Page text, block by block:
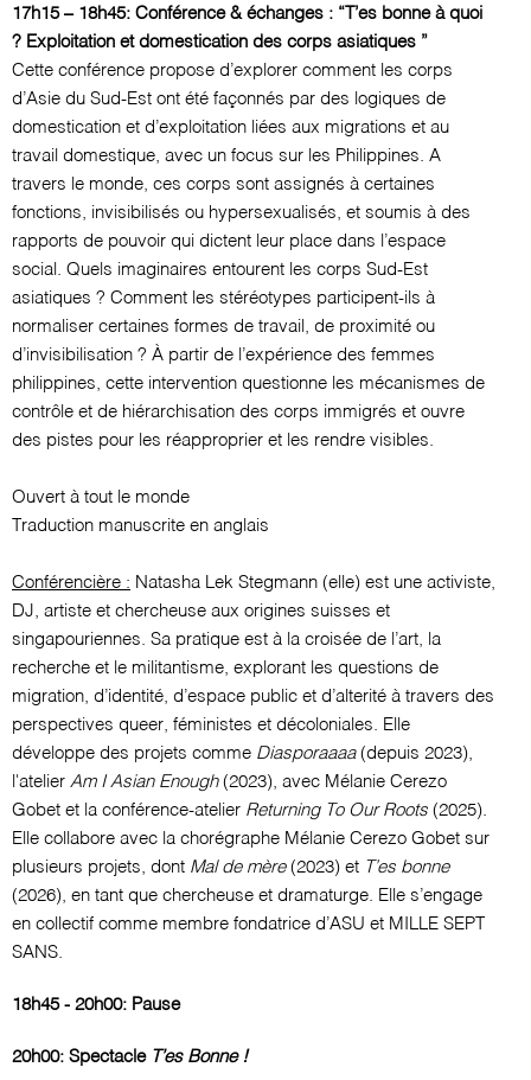
17h15 – 18h45: Conférence & échanges : “T’es bonne à quoi
? Exploitation et domestication des corps asiatiques ”
Cette conférence propose d’explorer comment les corps
d’Asie du Sud-Est ont été façonnés par des logiques de
domestication et d’exploitation liées aux migrations et au
travail domestique, avec un focus sur les Philippines. A
travers le monde, ces corps sont assignés à certaines
fonctions, invisibilisés ou hypersexualisés, et soumis à des
rapports de pouvoir qui dictent leur place dans l’espace
social. Quels imaginaires entourent les corps Sud-Est
asiatiques ? Comment les stéréotypes participent-ils à
normaliser certaines formes de travail, de proximité ou
d’invisibilisation ? À partir de l’expérience des femmes
philippines, cette intervention questionne les mécanismes de
contrôle et de hiérarchisation des corps immigrés et ouvre
des pistes pour les réapproprier et les rendre visibles.
Ouvert à tout le monde
Traduction manuscrite en anglais
Conférencière : Natasha Lek Stegmann (elle) est une activiste,
DJ, artiste et chercheuse aux origines suisses et
singapouriennes. Sa pratique est à la croisée de l’art, la
recherche et le militantisme, explorant les questions de
migration, d’identité, d’espace public et d’alterité à travers des
perspectives queer, féministes et décoloniales. Elle
développe des projets comme Diasporaaaa (depuis 2023),
l'atelier Am I Asian Enough(2023), avec Mélanie Cerezo
Gobet et la conférence-atelier Returning To Our Roots (2025).
Elle collabore avec la chorégraphe Mélanie Cerezo Gobet sur
plusieurs projets, dont Mal de mère(2023) et T’es bonne
(2026), en tant que chercheuse et dramaturge. Elle s’engage
en collectif comme membre fondatrice d’ASU et MILLE SEPT
SANS.
18h45 - 20h00: Pause
20h00: Spectacle T’es Bonne !